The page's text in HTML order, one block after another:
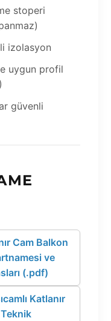
stoperi
izolasyon
uygun profil
güvenli
Cam Balkon
ve
(.pdf)
Katlanır